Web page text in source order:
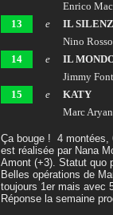
Enrico
13
e IL
Nino
14
e IL
Jimmy
15
e KATY
Marc
Ça bouge ! 4 montées,
est réalisée par Nana
Amont (+3). Statut quo
Belles opérations de
toujours 1er mais avec
Réponse la semaine